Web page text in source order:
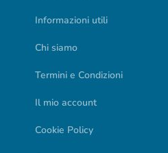
Informazioni utili
Chi siamo
Termini e Condizioni
Il mio account
Cookie Policy